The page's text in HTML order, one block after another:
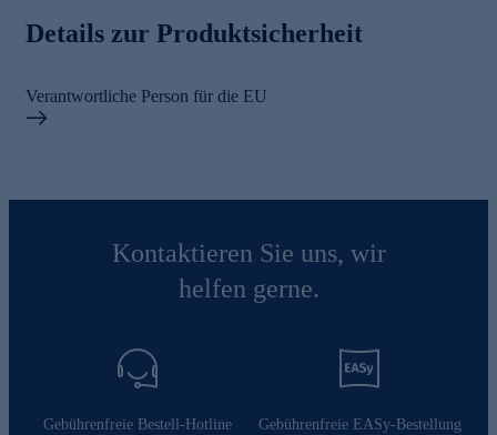
Details zur Produktsicherheit
Verantwortliche Person für die EU
Kontaktieren Sie uns, wir
helfen gerne.
Gebührenfreie Bestell-Hotline Gebührenfreie EASy-Bestellung